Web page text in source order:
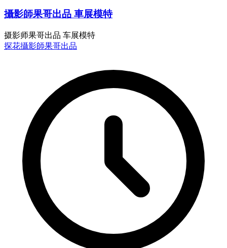
攝影師果哥出品 車展模特
摄影师果哥出品 车展模特
探花攝影師果哥出品